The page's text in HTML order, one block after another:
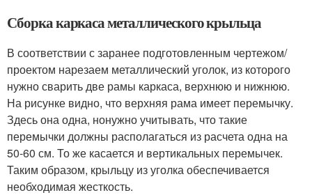
Сборка каркаса металлического крыльца
В соответствии с заранее подготовленным чертежом/
проектом нарезаем металлический уголок, из которого
нужно сварить две рамы каркаса, верхнюю и нижнюю.
На рисунке видно, что верхняя рама имеет перемычку.
Здесь она одна, нонужно учитывать, что такие
перемычки должны располагаться из расчета одна на
50-60 см. То же касается и вертикальных перемычек.
Таким образом, крыльцу из уголка обеспечивается
необходимая жесткость.